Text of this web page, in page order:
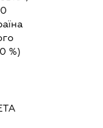
%)